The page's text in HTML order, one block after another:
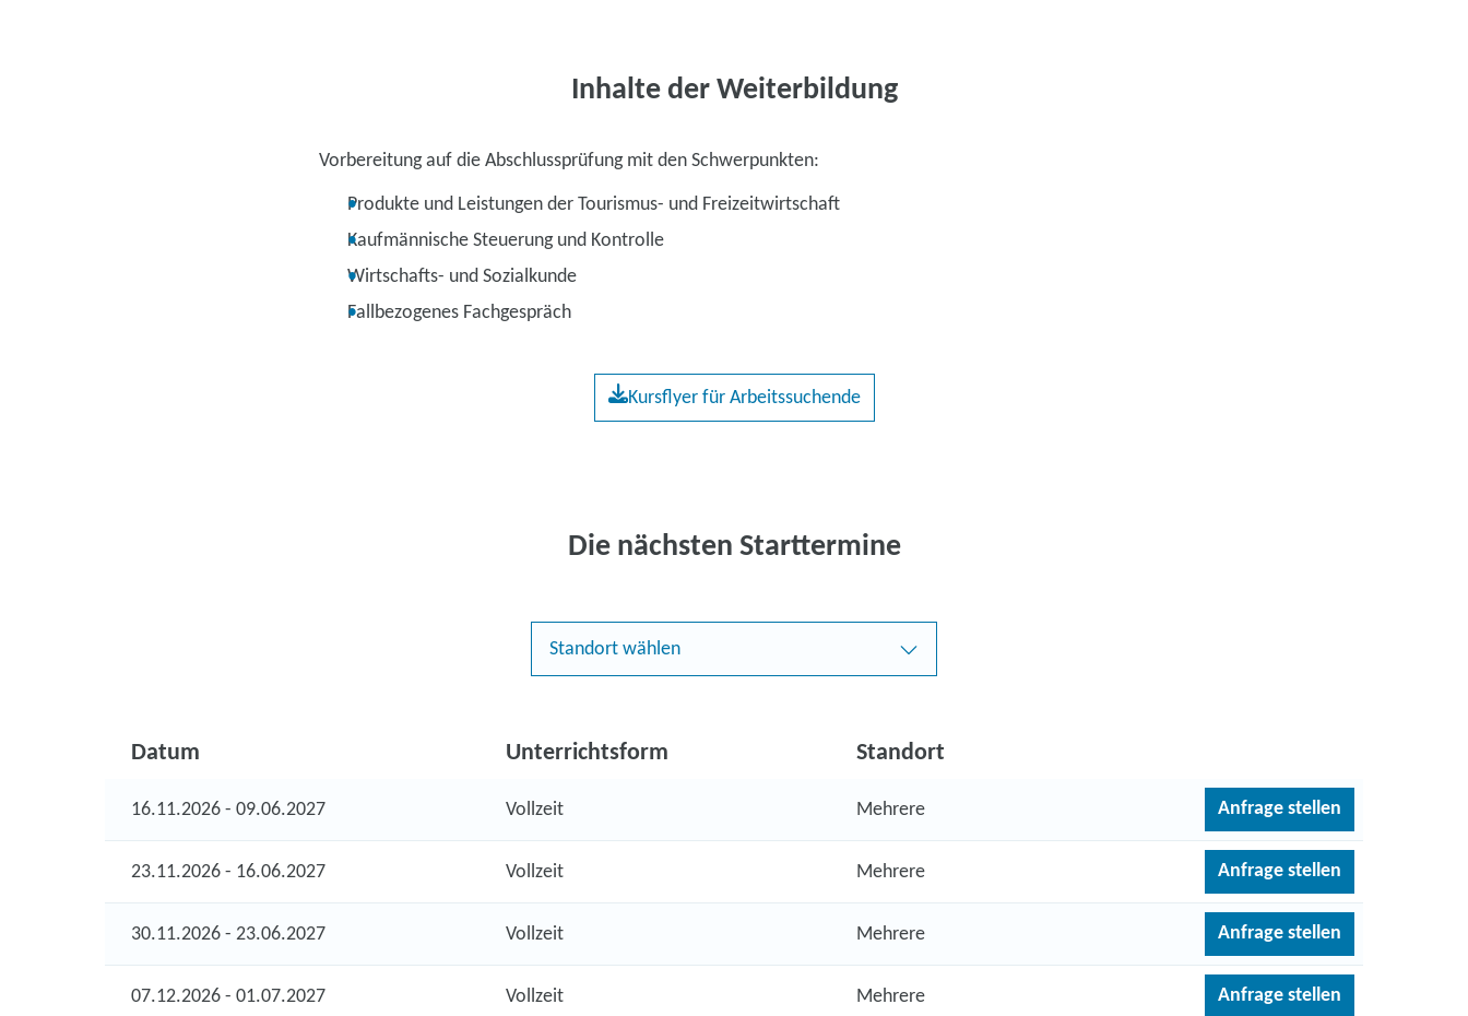
Inhalte der Weiterbildung
Vorbereitung auf die Abschlussprüfung mit den Schwerpunkten:
Produkte und Leistungen der Tourismus- und Freizeitwirtschaft
Kaufmännische Steuerung und Kontrolle
Wirtschafts- und Sozialkunde
Fallbezogenes Fachgespräch
Kursflyer für Arbeitssuchende
Die nächsten Starttermine
Standort wählen
Datum Unterrichtsform Standort
16.11.2026 - 09.06.2027 Vollzeit Mehrere Anfrage stellen
23.11.2026 - 16.06.2027 Vollzeit Mehrere Anfrage stellen
30.11.2026 - 23.06.2027 Vollzeit Mehrere Anfrage stellen
07.12.2026 - 01.07.2027 Vollzeit Mehrere Anfrage stellen